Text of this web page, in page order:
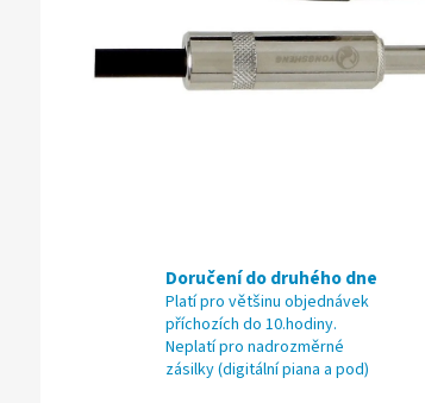
Doručení do druhého dne
Platí pro většinu objednávek
příchozích do 10.hodiny.
Neplatí pro nadrozměrné
zásilky (digitální piana a pod)